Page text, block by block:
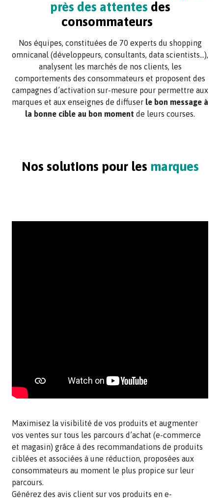
près des attentes des
consommateurs
Nos équipes, constituées de 70 experts du shopping
omnicanal (développeurs, consultants, data scientists…),
analysent les marchés de nos clients, les
comportements des consommateurs et proposent des
campagnes d’activation sur-mesure pour permettre aux
marques et aux enseignes de diffuser le bon message à
la bonne cible au bon moment de leurs courses.
Nos solutions pour les marques
Maximisez la visibilité de vos produits et augmenter
vos ventes sur tous les parcours d’achat (e-commerce
et magasin) grâce à des recommandations de produits
ciblées et associées à une réduction, proposées aux
consommateurs au moment le plus propice sur leur
parcours.
Générez des avis client sur vos produits en e-